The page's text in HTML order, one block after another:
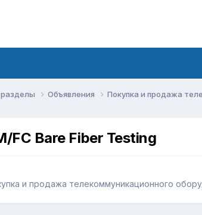
разделы Объявления Покупка и продажа
FC Bare Fiber Testing
и продажа телекоммуникационного